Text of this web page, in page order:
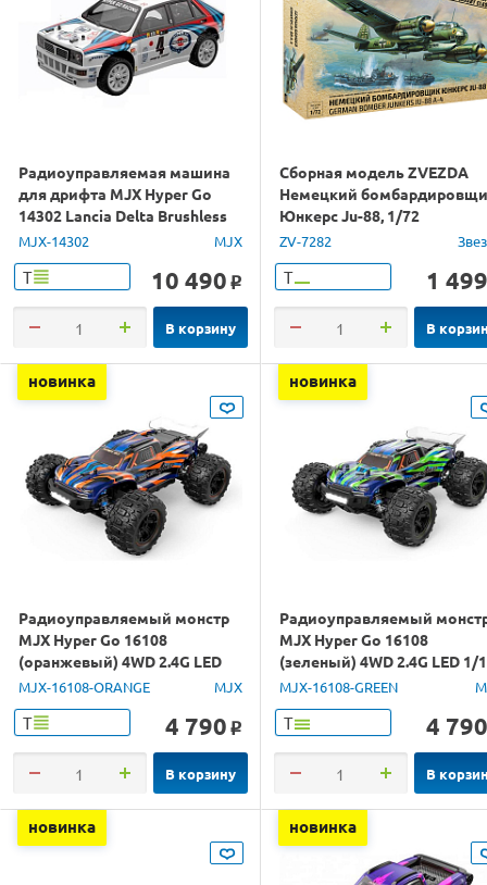
Радиоуправляемая машина
для дрифта MJX Hyper Go
14302 Lancia Delta Brushless
4WD 2.4G LED 1/14 RTR
MJX-14302 MJX
Т 10 490 o
В корзину
Сборная модель ZVEZDA
Немецкий
Юнкерс Ju-88, 1/72
ZV-7282
Т 1 499
В
новинка
Радиоуправляемый монстр
MJX Hyper Go 16108
(оранжевый) 4WD 2.4G LED
1/16 RTR
MJX-16108-ORANGE MJX
Т 4 790 o
В корзину
новинка
Радиоуправляемый
MJX Hyper Go 16108
(зеленый) 4WD 2.4G LED 1/
RTR
MJX-16108-GREEN
Т 4 790
В
новинка новинка